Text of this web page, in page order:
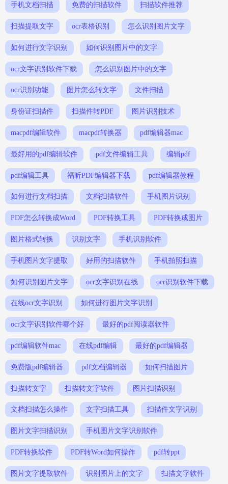
手机文档扫描 免费的扫描软件 扫描软件推荐
扫描提取文字 ocr表格识别 怎么识别图片文字
如何进行文字识别 如何识别图片中的文字
ocr文字识别软件下载 怎么识别图片中的文字
ocr识别功能 图片怎么转文字 文件扫描
身份证扫描件 扫描件转PDF 图片识别技术
macpdf编辑软件 macpdf转换器 pdf编辑器mac
最好用的pdf编辑软件 pdf文件编辑工具 编辑pdf
pdf编辑工具 福昕PDF编辑器下载 pdf编辑器教程
如何进行文档扫描 文档扫描软件 手机图片识别
PDF怎么转换成Word PDF转换工具 PDF转换成图片
图片格式转换 识别文字 手机识别软件
手机图片文字提取 好用的扫描软件 手机拍照扫描
如何识别图片文字 ocr文字识别在线 ocr识别软件下载
在线ocr文字识别 如何进行图片文字识别
ocr文字识别软件哪个好 最好的pdf阅读器软件
pdf编辑软件mac 在线pdf编辑 最好的pdf编辑器
免费版pdf编辑器 pdf文档编辑器 如何扫描图片
扫描转文字 扫描转文字软件 图片扫描识别
文档扫描怎么操作 文字扫描工具 扫描件文字识别
图片文字扫描识别 手机图片文字识别软件
PDF转换软件 PDF转Word如何操作 pdf转ppt
图片文字提取软件 识别图片上的文字 扫描文字软件